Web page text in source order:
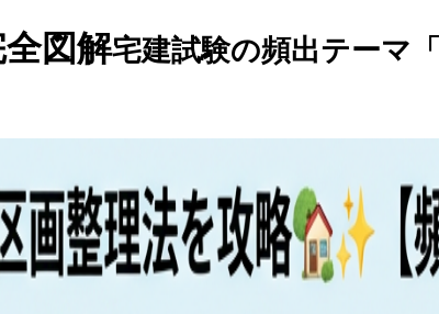
図解宅建試験の頻出テーマ